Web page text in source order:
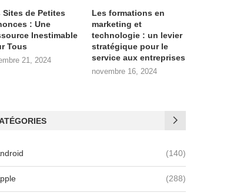
Sites de Petites
: Une
Inestimable
Tous
21, 2024
Les formations en
marketing et
technologie : un levier
stratégique pour le
service aux entreprises
novembre 16, 2024
(140)
(288)